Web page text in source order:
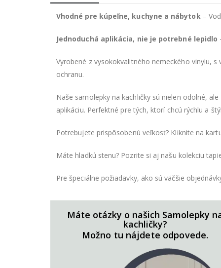
Vhodné pre kúpeľne, kuchyne a nábytok–
Jednoduchá aplikácia, nie je potrebné lepidlo
Vyrobené z vysokokvalitného nemeckého vinylu,
ochranu.
Naše samolepky na kachličky sú nielen odolné,
aplikáciu. Perfektné pre tých, ktorí chcú rýchlu a
Potrebujete prispôsobenú veľkosť? Kliknite na
Máte hladkú stenu? Pozrite si aj našu kolekciu
Pre špeciálne požiadavky, ako sú väčšie
Máte otázky o našich Samolepky
kachličky?
Možno tu nájdete odpovede.